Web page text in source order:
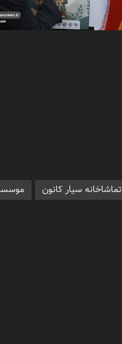
تماشاخانه سیار کانون